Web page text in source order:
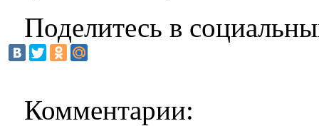
Поделитесь в
Комментарии: